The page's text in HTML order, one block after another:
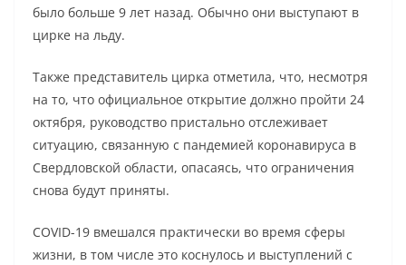
было больше 9 лет назад. Обычно они выступают в
цирке на льду.
Также представитель цирка отметила, что, несмотря
на то, что официальное открытие должно пройти 24
октября, руководство пристально отслеживает
ситуацию, связанную с пандемией коронавируса в
Свердловской области, опасаясь, что ограничения
снова будут приняты.
COVID-19 вмешался практически во время сферы
жизни, в том числе это коснулось и выступлений с